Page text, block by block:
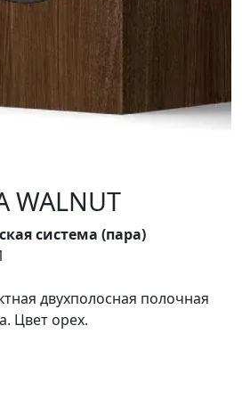
WALNUT
система (пара)
двухполосная полочная
Цвет орех.